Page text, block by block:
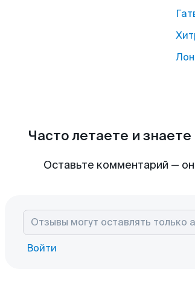
Часто летаете и
Оставьте комментарий —
Войти